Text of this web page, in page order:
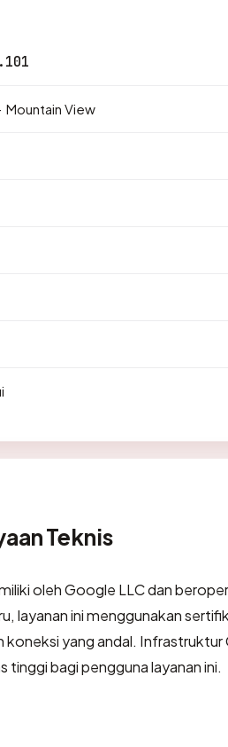
Mountain View
Teknis
oleh Google LLC dan
layanan ini menggunakan
yang andal.
bagi pengguna layanan ini.